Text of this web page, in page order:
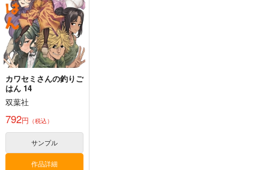
629円（税込）
オールキャラ
サンプル
作品詳細
カワセミさんの釣りご
はん 14
双葉社
792円 （税込）
サンプル
作品詳細